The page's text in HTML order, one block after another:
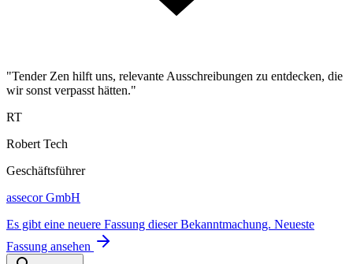
"Tender Zen hilft uns, relevante Ausschreibungen zu entdecken, die
wir sonst verpasst hätten."
RT
Robert Tech
Geschäftsführer
assecor GmbH
Es gibt eine neuere Fassung dieser Bekanntmachung. Neueste
Fassung ansehen